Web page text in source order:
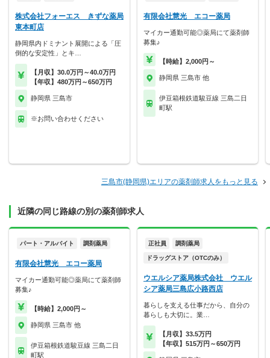
株式会社フォーエス きずな薬局
東本町店
静岡県内ドミナント展開による「圧
倒的な安定性」とキ…
【月収】30.0万円～40.0万円
【年収】480万円～650万円
静岡県 三島市
※お問い合わせください
有限会社慧光 エコー薬局
マイカー通勤可能◎薬局にて薬剤師
募集♪
【時給】2,000円～
静岡県 三島市 他
伊豆箱根鉄道駿豆線 三島二日
町駅
三島市(静岡県)エリアの薬剤師求人をもっと見る
近隣の同じ路線の別の薬剤師求人
パート・アルバイト 調剤薬局
有限会社慧光 エコー薬局
マイカー通勤可能◎薬局にて薬剤師
募集♪
【時給】2,000円～
静岡県 三島市 他
伊豆箱根鉄道駿豆線 三島二日
町駅
正社員 調剤薬局
ドラッグストア（OTCのみ）
ウエルシア薬局株式会社 ウエル
シア薬局三島広小路西店
暮らしを支える仕事だから、自分の
暮らしも大切に。業…
【月収】33.5万円
【年収】515万円～650万円